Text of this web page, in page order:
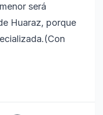
será
Huaraz, porque